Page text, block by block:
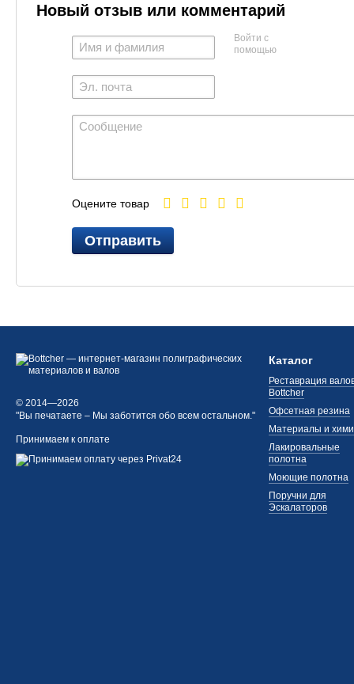
Новый отзыв или комментарий
Войти с
помощью
Оцените товар
Отправить
© 2014—2026
"Вы печатаете – Мы заботится обо всем остальном."
Принимаем к оплате
Каталог
Реставрация
Bottcher
Офсетная резина
Материалы и
Лакировальные
полотна
Моющие полотна
Поручни для
Эскалаторов